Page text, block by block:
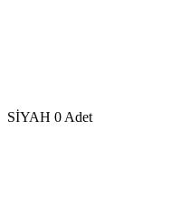
SİYAH 0 Adet